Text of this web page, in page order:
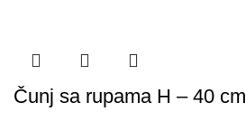
Čunj sa rupama H – 40 cm